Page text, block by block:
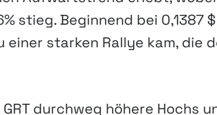
stieg. Beginnend bei 0,1387 $
einer starken Rallye kam, die
durchweg höhere Hochs